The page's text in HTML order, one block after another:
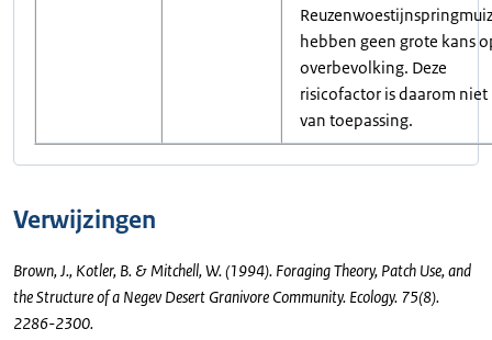
hebben geen grote kans
overbevolking. Deze
risicofactor is daarom niet
van toepassing.
Verwijzingen
Brown, J., Kotler, B. & Mitchell, W. (1994). Foraging Theory, Patch Use, and
the Structure of a Negev Desert Granivore Community. Ecology. 75(8).
2286-2300.